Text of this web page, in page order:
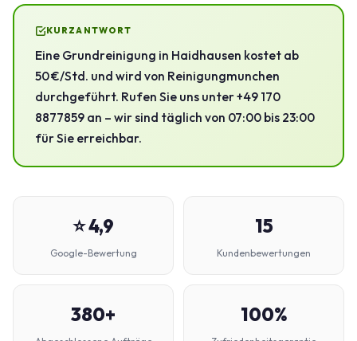
KURZANTWORT
Eine Grundreinigung in Haidhausen kostet ab
50 €/Std. und wird von Reinigungmunchen
durchgeführt. Rufen Sie uns unter +49 170
8877859 an – wir sind täglich von 07:00 bis 23:00
für Sie erreichbar.
⭐ 4,9
Google-Bewertung
15
Kundenbewertungen
380+ 100%